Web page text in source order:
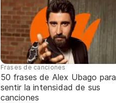
Frases de canciones
50 frases de Alex Ubago para
sentir la intensidad de sus
canciones